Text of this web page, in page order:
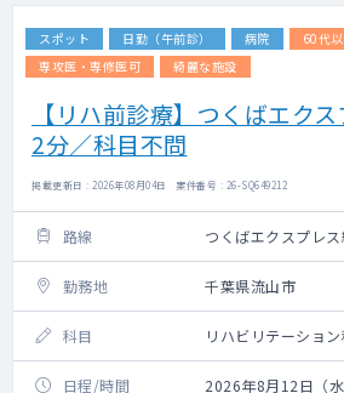
スポット 日勤（午前診） 病院 60代
専攻医・専修医可
綺麗な施設
【リハ前診療】つくばエク
2分／科目不問
掲載更新日 : 2026年08月04日 案件番号 : 26-SQ649212
路線 つくばエクスプレス
勤務地 千葉県流山市
科目 リハビリテーショ
日程/時間 2026年8月12日（